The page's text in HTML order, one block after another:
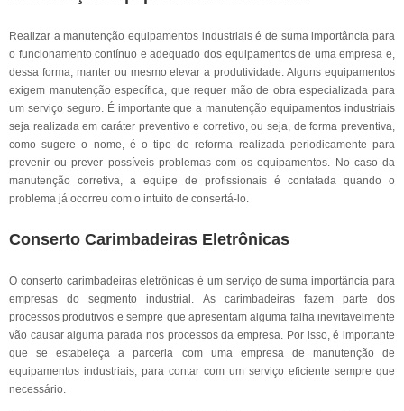
Realizar a manutenção equipamentos industriais é de suma importância para
o funcionamento contínuo e adequado dos equipamentos de uma empresa e,
dessa forma, manter ou mesmo elevar a produtividade. Alguns equipamentos
exigem manutenção específica, que requer mão de obra especializada para
um serviço seguro. É importante que a manutenção equipamentos industriais
seja realizada em caráter preventivo e corretivo, ou seja, de forma preventiva,
como sugere o nome, é o tipo de reforma realizada periodicamente para
prevenir ou prever possíveis problemas com os equipamentos. No caso da
manutenção corretiva, a equipe de profissionais é contatada quando o
problema já ocorreu com o intuito de consertá-lo.
Conserto Carimbadeiras Eletrônicas
O conserto carimbadeiras eletrônicas é um serviço de suma importância para
empresas do segmento industrial. As carimbadeiras fazem parte dos
processos produtivos e sempre que apresentam alguma falha inevitavelmente
vão causar alguma parada nos processos da empresa. Por isso, é importante
que se estabeleça a parceria com uma empresa de manutenção de
equipamentos industriais, para contar com um serviço eficiente sempre que
necessário.